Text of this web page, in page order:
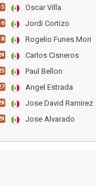
Oscar Villa
Jordi Cortizo
Rogelio Funes Mori
Carlos Cisneros
Paul Bellon
Angel Estrada
Jose David Ramirez
Jose Alvarado